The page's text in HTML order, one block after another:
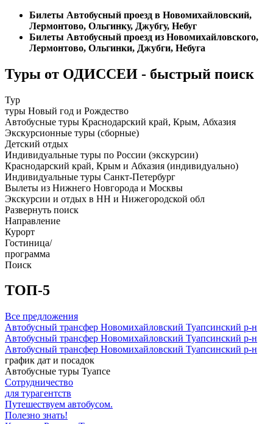
Билеты Автобусный проезд в Новомихайловский,
Лермонтово, Ольгинку, Джубгу, Небуг
Билеты Автобусный проезд из Новомихайловского,
Лермонтово, Ольгинки, Джубги, Небуга
Туры от ОДИССЕИ - быстрый поиск
Тур
туры Новый год и Рождество
Автобусные туры Краснодарский край, Крым, Абхазия
Экскурсионные туры (сборные)
Детский отдых
Индивидуальные туры по России (экскурсии)
Краснодарский край, Крым и Абхазия (индивидуально)
Индивидуальные туры Санкт-Петербург
Вылеты из Нижнего Новгорода и Москвы
Экскурсии и отдых в НН и Нижегородской обл
Развернуть поиск
Направление
Курорт
Гостиница/
программа
Поиск
ТОП-5
Все предложения
Автобусный трансфер Новомихайловский Туапсинский р-н
Автобусный трансфер Новомихайловский Туапсинский р-н
Автобусный трансфер Новомихайловский Туапсинский р-н
график дат и посадок
Автобусные туры Туапсе
Сотрудничество
для турагентств
Путешествуем автобусом.
Полезно знать!